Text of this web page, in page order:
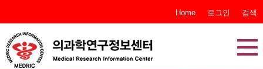
Home 로그인 검색